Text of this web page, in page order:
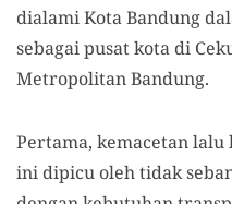
dialami Kota Bandung
sebagai pusat kota di
Metropolitan Bandung.
Pertama, kemacetan
ini dipicu oleh tidak